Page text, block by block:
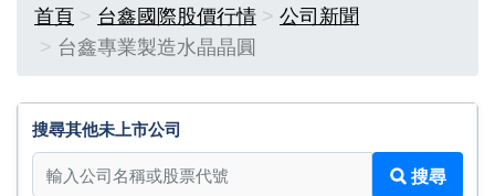
首頁 台鑫國際股價行情
公司新聞
台鑫專業製造水晶晶圓
搜尋其他未上市公司
搜尋其他未上市公司
搜尋